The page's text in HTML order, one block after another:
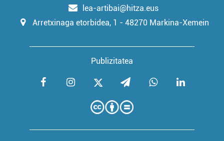
lea-artibai@hitza.eus
Arretxinaga etorbidea, 1 - 48270 Markina-Xemein
Publizitatea